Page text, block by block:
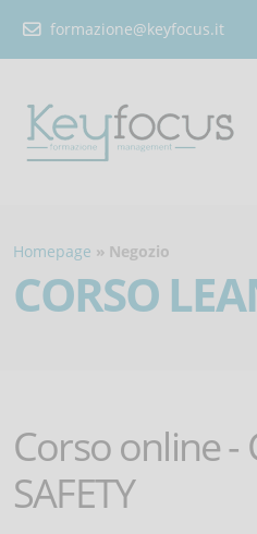
formazione@keyfocus.it
CORSO
Homepage Negozio
Corso online -
SAFETY